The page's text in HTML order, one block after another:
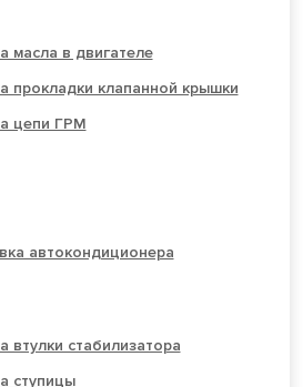
масла в двигателе
прокладки клапанной крышки
цепи ГРМ
автокондиционера
втулки стабилизатора
ступицы